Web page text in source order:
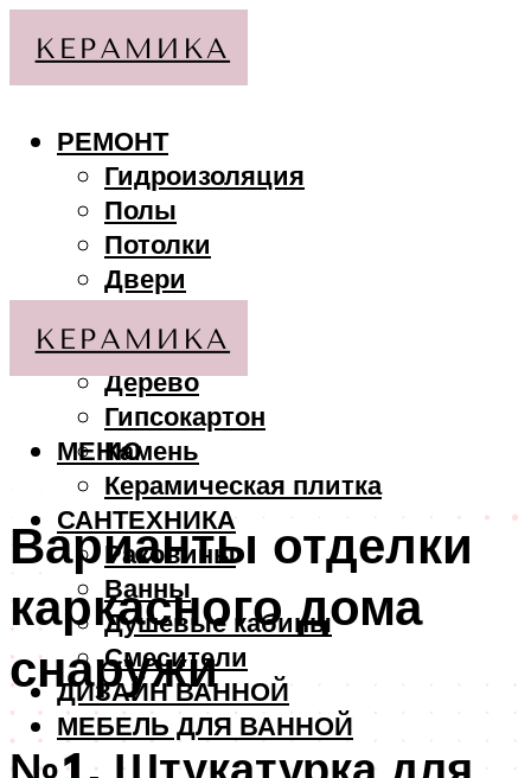
РЕМОНТ
Гидроизоляция
Полы
Потолки
Двери
МАТЕРИАЛЫ
Дерево
Гипсокартон
Камень
Керамическая плитка
САНТЕХНИКА
Раковины
Ванны
Душевые кабины
Смесители
ДИЗАЙН ВАННОЙ
МЕБЕЛЬ ДЛЯ ВАННОЙ
МЕНЮ
Варианты отделки
каркасного дома
снаружи